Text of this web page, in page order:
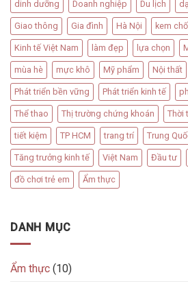
dinh dưỡng Doanh nghiệp Du lịch
Giao thông Gia đình Hà Nội kem
Kinh tế Việt Nam làm đẹp lựa chọn
mùa hè mực khô Mỹ phẩm Nội thất
Phát triển bền vững Phát triển kinh tế
Thể thao Thị trường chứng khoán Thời
tiết kiệm TP HCM trang trí Trung
Tăng trưởng kinh tế Việt Nam Đầu tư
đồ chơi trẻ em Ẩm thực
DANH MỤC
Ẩm thực (10)